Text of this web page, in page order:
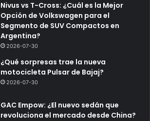
Nivus vs T-Cross: ¿Cuál es la Mejor
Opción de Volkswagen para el
Segmento de SUV Compactos en
Argentina?
2026-07-30
¿Qué sorpresas trae la nueva
motocicleta Pulsar de Bajaj?
2026-07-30
GAC Empow: ¿El nuevo sedán que
revoluciona el mercado desde China?